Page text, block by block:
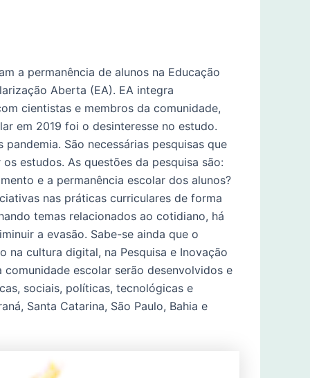
a permanência de alunos na Educação
Aberta (EA). EA integra
cientistas e membros da comunidade,
em 2019 foi o desinteresse no estudo.
São necessárias pesquisas que
estudos. As questões da pesquisa são:
e a permanência escolar dos alunos?
nas práticas curriculares de forma
temas relacionados ao cotidiano, há
a evasão. Sabe-se ainda que o
na cultura digital, na Pesquisa e Inovação
escolar serão desenvolvidos e
sociais, políticas, tecnológicas e
Santa Catarina, São Paulo, Bahia e